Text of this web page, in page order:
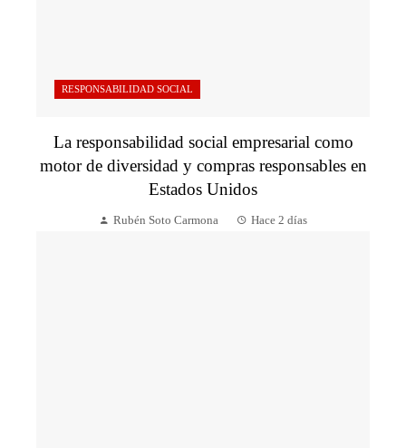
RESPONSABILIDAD SOCIAL
La responsabilidad social empresarial como
motor de diversidad y compras responsables en
Estados Unidos
Rubén Soto Carmona Hace 2 días